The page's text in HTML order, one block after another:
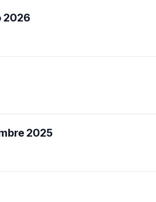
2026
2025